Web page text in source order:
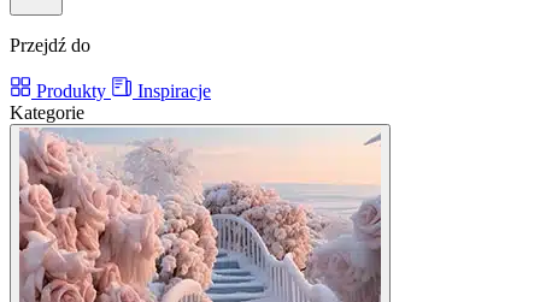
Przejdź do
Produkty
Inspiracje
Kategorie